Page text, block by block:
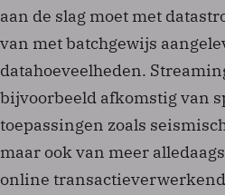
aan de slag moet met
van met batchgewijs
datahoeveelheden.
bijvoorbeeld afkomstig van
toepassingen zoals
maar ook van meer
online